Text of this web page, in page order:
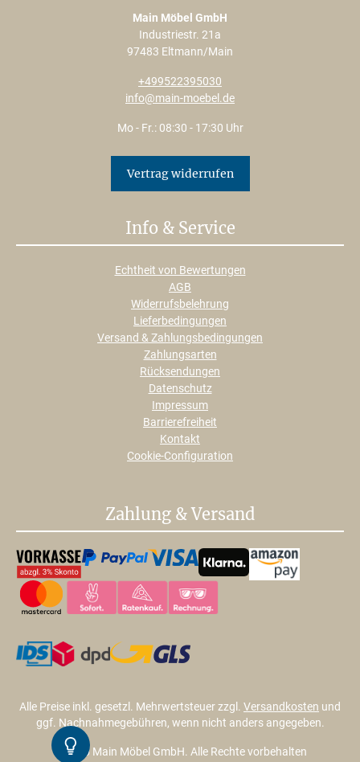
Main Möbel GmbH
Industriestr. 21a
97483 Eltmann/Main
+499522395030
info@main-moebel.de
Mo - Fr.: 08:30 - 17:30 Uhr
Vertrag widerrufen
Info & Service
Echtheit von Bewertungen
AGB
Widerrufsbelehrung
Lieferbedingungen
Versand & Zahlungsbedingungen
Zahlungsarten
Rücksendungen
Datenschutz
Impressum
Barrierefreiheit
Kontakt
Cookie-Configuration
Zahlung & Versand
Alle Preise inkl. gesetzl. Mehrwertsteuer zzgl. Versandkosten und
ggf. Nachnahmegebühren, wenn nicht anders angegeben.
© 2026 Main Möbel GmbH. Alle Rechte vorbehalten
Kontrast